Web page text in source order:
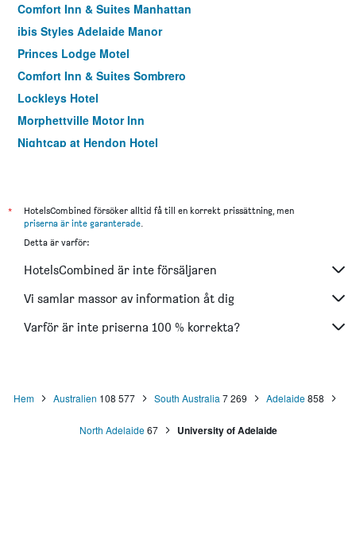
Comfort Inn & Suites Manhattan
ibis Styles Adelaide Manor
Princes Lodge Motel
Comfort Inn & Suites Sombrero
Lockleys Hotel
Morphettville Motor Inn
Nightcap at Hendon Hotel
*
HotelsCombined försöker alltid få till en korrekt prissättning, men
priserna är inte garanterade.
Detta är varför:
HotelsCombined är inte försäljaren
Vi samlar massor av information åt dig
Varför är inte priserna 100 % korrekta?
Hem Australien 108 577 South Australia 7 269 Adelaide 858
North Adelaide 67 University of Adelaide